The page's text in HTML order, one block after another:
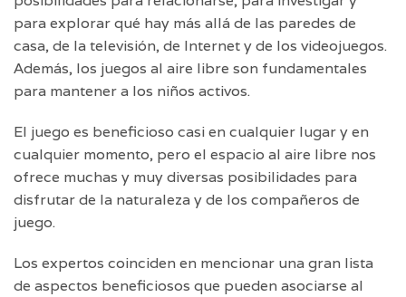
para explorar qué hay más allá de las paredes de
casa, de la televisión, de Internet y de los videojuegos.
Además, los juegos al aire libre son fundamentales
para mantener a los niños activos.
El juego es beneficioso casi en cualquier lugar y en
cualquier momento, pero el espacio al aire libre nos
ofrece muchas y muy diversas posibilidades para
disfrutar de la naturaleza y de los compañeros de
juego.
Los expertos coinciden en mencionar una gran lista
de aspectos beneficiosos que pueden asociarse al